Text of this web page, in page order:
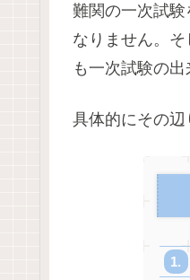
難関の一次試
なりません。
も一次試験の
具体的にその辺